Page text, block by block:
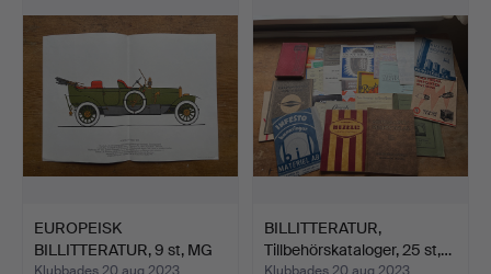
EUROPEISK
BILLITTERATUR, 9 st, MG
BILLITTERATUR,
Tillbehörskataloger, 25 st,…